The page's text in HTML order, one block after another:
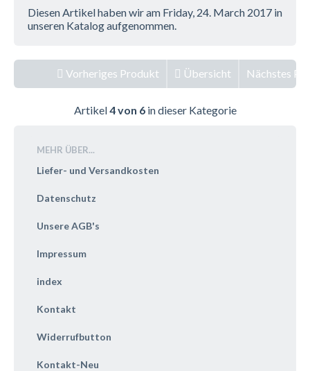
Diesen Artikel haben wir am Friday, 24. March 2017 in
unseren Katalog aufgenommen.
Vorheriges Produkt Übersicht Nächstes
Artikel4 von 6in dieser Kategorie
MEHR ÜBER...
Liefer- und Versandkosten
Datenschutz
Unsere AGB's
Impressum
index
Kontakt
Widerrufbutton
Kontakt-Neu